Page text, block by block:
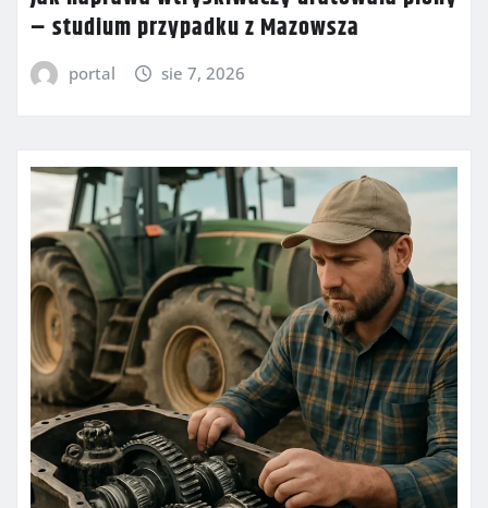
– studium przypadku z Mazowsza
portal sie 7, 2026